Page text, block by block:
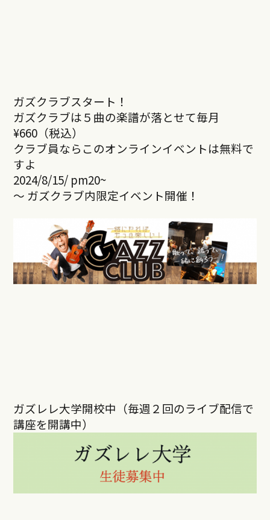
ガズクラブスタート！
ガズクラブは５曲の楽譜が落とせて毎月
¥660（税込）
クラブ員ならこのオンラインイベントは無料で
すよ
2024/8/15/ pm20~
～ ガズクラブ内限定イベント開催！
ガズレレ大学開校中（毎週２回のライブ配信で
講座を開講中）